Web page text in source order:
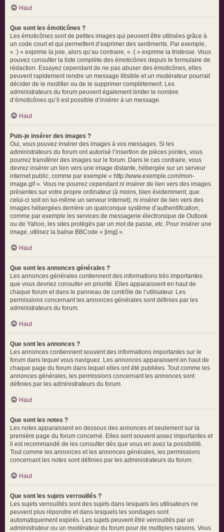
Haut
Que sont les émoticônes ?
Les émoticônes sont de petites images qui peuvent être utilisées grâce à
un code court et qui permettent d’exprimer des sentiments. Par exemple,
« :) » exprime la joie, alors qu’au contraire, « :( » exprime la tristesse. Vous
pouvez consulter la liste complète des émoticônes depuis le formulaire de
rédaction. Essayez cependant de ne pas abuser des émoticônes, elles
peuvent rapidement rendre un message illisible et un modérateur pourrait
décider de le modifier ou de le supprimer complètement. Les
administrateurs du forum peuvent également limiter le nombre
d’émoticônes qu’il est possible d’insérer à un message.
Haut
Puis-je insérer des images ?
Oui, vous pouvez insérer des images à vos messages. Si les
administrateurs du forum ont autorisé l’insertion de pièces jointes, vous
pourrez transférer des images sur le forum. Dans le cas contraire, vous
devrez insérer un lien vers une image distante, hébergée sur un serveur
internet public, comme par exemple « http://www.exemple.com/mon-
image.gif ». Vous ne pourrez cependant ni insérer de lien vers des images
présentes sur votre propre ordinateur (à moins, bien évidemment, que
celui-ci soit en lui-même un serveur internet), ni insérer de lien vers des
images hébergées derrière un quelconque système d’authentification,
comme par exemple les services de messagerie électronique de Outlook
ou de Yahoo, les sites protégés par un mot de passe, etc. Pour insérer une
image, utilisez la balise BBCode « [img] ».
Haut
Que sont les annonces générales ?
Les annonces générales contiennent des informations très importantes
que vous devriez consulter en priorité. Elles apparaissent en haut de
chaque forum et dans le panneau de contrôle de l’utilisateur. Les
permissions concernant les annonces générales sont définies par les
administrateurs du forum.
Haut
Que sont les annonces ?
Les annonces contiennent souvent des informations importantes sur le
forum dans lequel vous naviguez. Les annonces apparaissent en haut de
chaque page du forum dans lequel elles ont été publiées. Tout comme les
annonces générales, les permissions concernant les annonces sont
définies par les administrateurs du forum.
Haut
Que sont les notes ?
Les notes apparaissent en dessous des annonces et seulement sur la
première page du forum concerné. Elles sont souvent assez importantes et
il est recommandé de les consulter dès que vous en avez la possibilité.
Tout comme les annonces et les annonces générales, les permissions
concernant les notes sont définies par les administrateurs du forum.
Haut
Que sont les sujets verrouillés ?
Les sujets verrouillés sont des sujets dans lesquels les utilisateurs ne
peuvent plus répondre et dans lesquels les sondages sont
automatiquement expirés. Les sujets peuvent être verrouillés par un
administrateur ou un modérateur du forum pour de multiples raisons. Vous